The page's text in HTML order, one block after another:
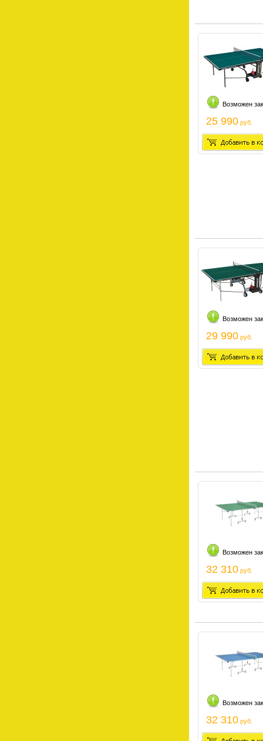
Возможен
25 990 руб.
Возможен
29 990 руб.
Возможен
32 310 руб.
Возможен
32 310 руб.